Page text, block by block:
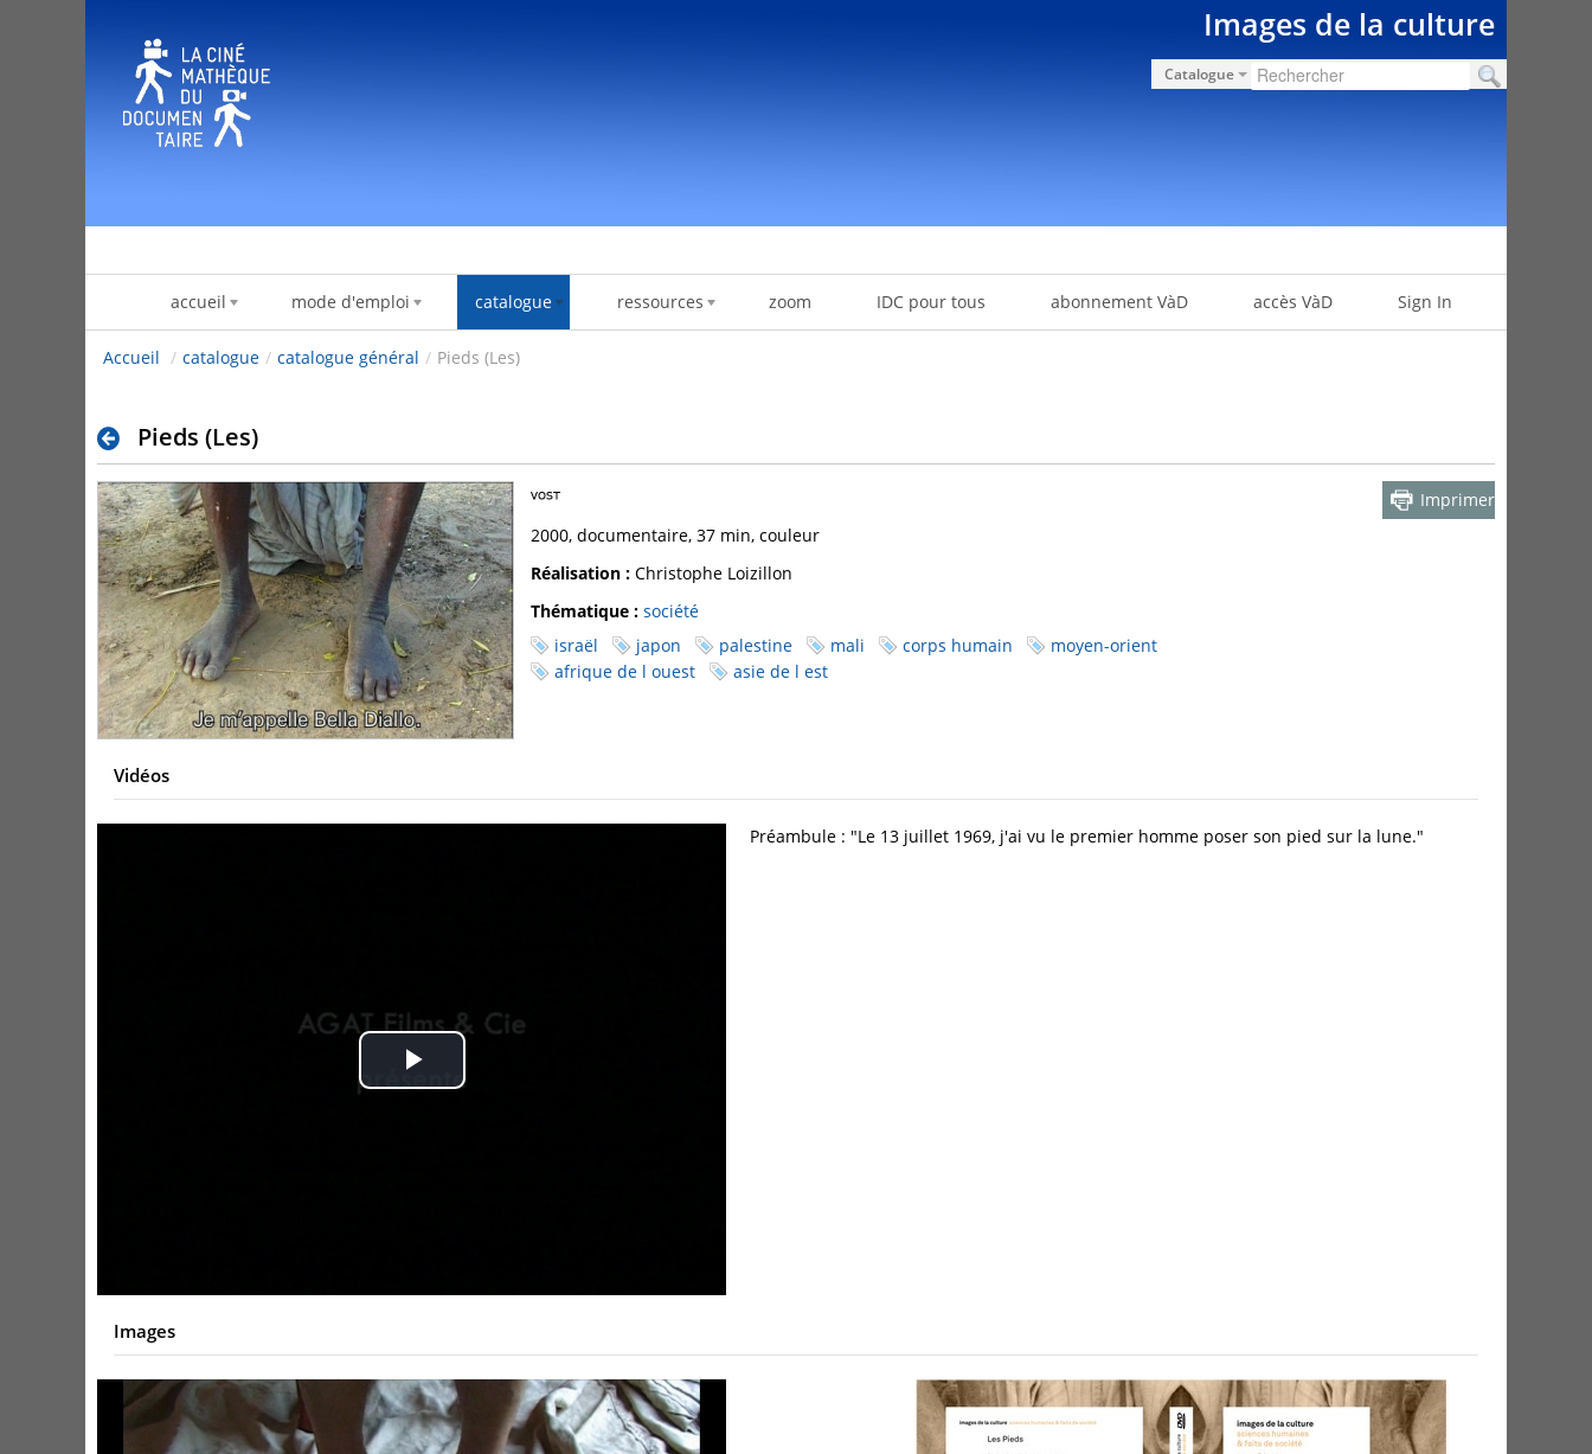
Images de la culture
Catalogue
accueil mode d'emploi catalogue ressources zoom IDC pour tous abonnement VàD accès VàD Sign In
Accueil / catalogue / catalogue général / Pieds (Les)
Pieds (Les)
Imprimer
2000, documentaire, 37 min, couleur
Réalisation : Christophe Loizillon
Thématique : société
israël
japon palestine mali corps humain
moyen-orient
afrique de l ouest
asie de l est
Vidéos
Play
Préambule : "Le 13 juillet 1969, j'ai vu le premier homme poser son pied sur la lune."
Images